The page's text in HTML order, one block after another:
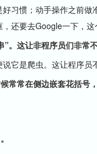
惯；动手操作之前做
还要去Google一下，这
这让非程序员们非常
是爬虫。这让程序员
常在侧边嵌套花括号